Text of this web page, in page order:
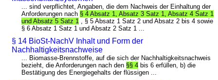
... sind verpflichtet, Angaben, die dem Nachweis der Einhaltung der
Anforderungen nach § 4 Absatz 1, Absatz 3 Satz 1, Absatz 4 Satz 1
und Absatz 5 Satz 1
, § 5 Absatz 1 Satz 2 und Absatz 2 bis 4 sowie
§ 6 Absatz 1 Satz 1 und Absatz 2 Satz 1 ...
§ 14 BioSt-NachV Inhalt und Form der
Nachhaltigkeitsnachweise
... Biomasse-Brennstoffe, auf die sich der Nachhaltigkeitsnachweis
bezieht, die Anforderungen nach den §§ 4 bis 6 erfüllen, b) die
Bestätigung des Energiegehalts der flüssigen ...